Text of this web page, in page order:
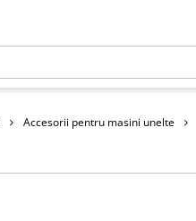
Accesorii pentru masini unelte